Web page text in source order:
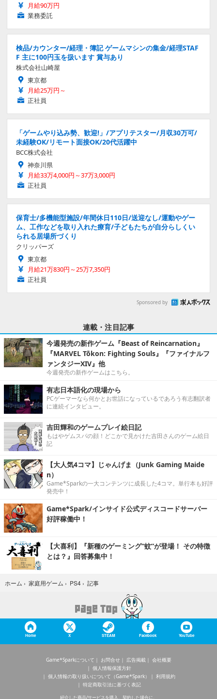
月給90万円
業務委託
検品/カウンター/経理・簿記 ゲームマシンの集金/経理STAF
F 主に100円玉を扱います 賞与あり
株式会社山崎屋
東京都
月給25万円～
正社員
「ゲームやり込み勢、歓迎!」/アプリテスター/月収30万可/
未経験OK/リモート面接OK/20代活躍中
BCC株式会社
神奈川県
月給33万4,000円～37万3,000円
正社員
保育士/多機能型施設/年間休日110日/送迎なし/運動やゲー
ム、工作などを取り入れた療育/子どもたちが自分らしくい
られる居場所づくり
クリッパーズ
東京都
月給21万830円～25万7,350円
正社員
Sponsored by
連載・注目記事
今週発売の新作ゲーム『Beast of Reincarnation』
『MARVEL Tōkon: Fighting Souls』『ファイナルフ
ァンタジーXIV』他
今週発売の新作ゲームはこちら。
有志日本語化の現場から
PCゲーマーなら何かとお世話になっているであろう有志翻訳者
に連続インタビュー。
吉田輝和のゲームプレイ絵日記
もはやゲムスパの顔！どこかで見かけた吉田さんのゲーム絵日
記
【大人気4コマ】じゃんげま（Junk Gaming Maide
n）
Game*Sparkの一大コンテンツに成長した4コマ。単行本も好評
発売中！
Game*Spark/インサイド公式ディスコードサーバー
好評稼働中！
【大喜利】『新種のゲーミング“蚊”が登場！ その特徴
とは？』回答募集中！
ホーム › 家庭用ゲーム › PS4 › 記事
Home X STEAM Facebook YouTube
Game*Sparkについて お問合せ 広告掲載
会社概要
個人情報保護方針
個人情報の取り扱いについて（Game*Spark）
利用規約
特定商取引法に基づく表記
紹介した商品/サービスを購入、契約した場合に、